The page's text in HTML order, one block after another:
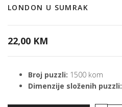
LONDON U SUMRAK
22,00 KM
Broj puzzli: 1500 kom
Dimenzije složenih puzzli: